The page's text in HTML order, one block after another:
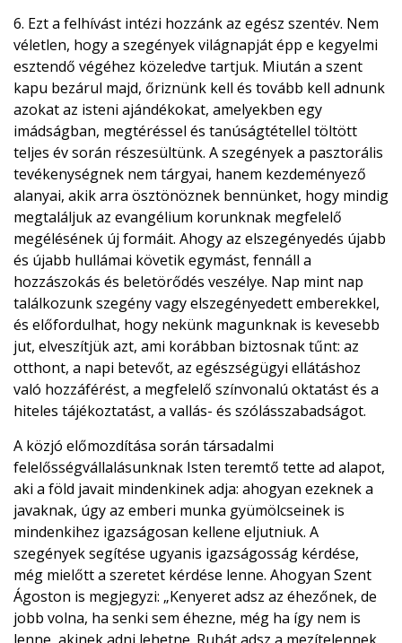
6. Ezt a felhívást intézi hozzánk az egész szentév. Nem
véletlen, hogy a szegények világnapját épp e kegyelmi
esztendő végéhez közeledve tartjuk. Miután a szent
kapu bezárul majd, őriznünk kell és tovább kell adnunk
azokat az isteni ajándékokat, amelyekben egy
imádságban, megtéréssel és tanúságtétellel töltött
teljes év során részesültünk. A szegények a pasztorális
tevékenységnek nem tárgyai, hanem kezdeményező
alanyai, akik arra ösztönöznek bennünket, hogy mindig
megtaláljuk az evangélium korunknak megfelelő
megélésének új formáit. Ahogy az elszegényedés újabb
és újabb hullámai követik egymást, fennáll a
hozzászokás és beletörődés veszélye. Nap mint nap
találkozunk szegény vagy elszegényedett emberekkel,
és előfordulhat, hogy nekünk magunknak is kevesebb
jut, elveszítjük azt, ami korábban biztosnak tűnt: az
otthont, a napi betevőt, az egészségügyi ellátáshoz
való hozzáférést, a megfelelő színvonalú oktatást és a
hiteles tájékoztatást, a vallás- és szólásszabadságot.
A közjó előmozdítása során társadalmi
felelősségvállalásunknak Isten teremtő tette ad alapot,
aki a föld javait mindenkinek adja: ahogyan ezeknek a
javaknak, úgy az emberi munka gyümölcseinek is
mindenkihez igazságosan kellene eljutniuk. A
szegények segítése ugyanis igazságosság kérdése,
még mielőtt a szeretet kérdése lenne. Ahogyan Szent
Ágoston is megjegyzi: „Kenyeret adsz az éhezőnek, de
jobb volna, ha senki sem éhezne, még ha így nem is